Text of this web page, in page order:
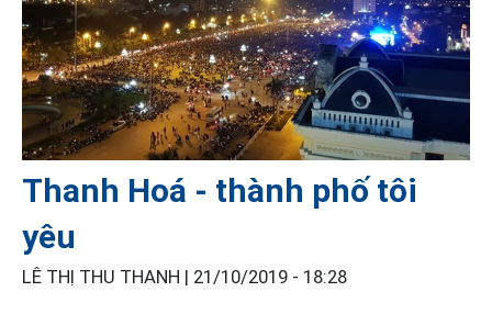
Thanh Hoá - thành phố tôi
yêu
LÊ THỊ THU THANH | 21/10/2019 - 18:28